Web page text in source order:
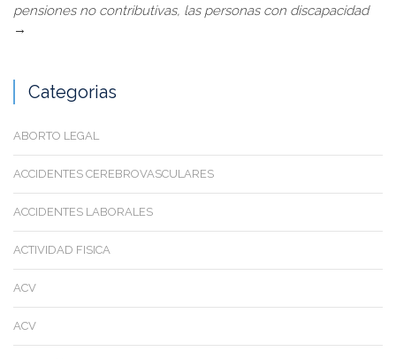
pensiones no contributivas, las personas con discapacidad
→
Categorias
ABORTO LEGAL
ACCIDENTES CEREBROVASCULARES
ACCIDENTES LABORALES
ACTIVIDAD FISICA
ACV
ACV